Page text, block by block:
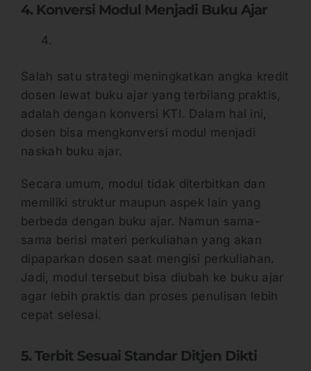
4. Konversi Modul Menjadi Buku Ajar
Salah satu strategi meningkatkan angka kredit
dosen lewat buku ajar yang terbilang praktis,
adalah dengan konversi KTI. Dalam hal ini,
dosen bisa mengkonversi modul menjadi
naskah buku ajar.
Secara umum, modul tidak diterbitkan dan
memiliki struktur maupun aspek lain yang
berbeda dengan buku ajar. Namun sama-
sama berisi materi perkuliahan yang akan
dipaparkan dosen saat mengisi perkuliahan.
Jadi, modul tersebut bisa diubah ke buku ajar
agar lebih praktis dan proses penulisan lebih
cepat selesai.
5. Terbit Sesuai Standar Ditjen Dikti